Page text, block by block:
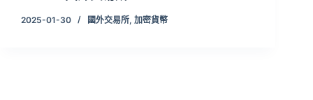
2025-01-30 國外交易所, 加密貨幣